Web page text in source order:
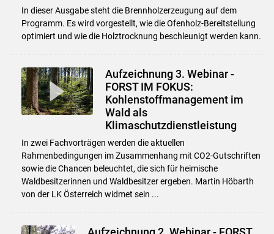
In dieser Ausgabe steht die Brennholzerzeugung auf dem
Programm. Es wird vorgestellt, wie die Ofenholz-Bereitstellung
optimiert und wie die Holztrocknung beschleunigt werden kann.
Aufzeichnung 3. Webinar -
FORST IM FOKUS:
Kohlenstoffmanagement im
Wald als
Klimaschutzdienstleistung
In zwei Fachvorträgen werden die aktuellen
Rahmenbedingungen im Zusammenhang mit CO2-Gutschriften
sowie die Chancen beleuchtet, die sich für heimische
Waldbesitzerinnen und Waldbesitzer ergeben. Martin Höbarth
von der LK Österreich widmet sein ...